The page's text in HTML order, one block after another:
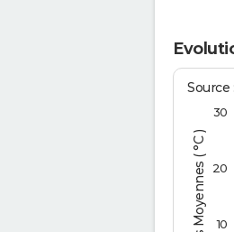
Source
10
20
30